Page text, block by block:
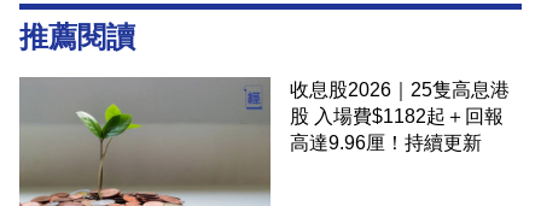
推薦閱讀
收息股2026｜25隻高息港
股 入場費$1182起＋回報
高達9.96厘！持續更新